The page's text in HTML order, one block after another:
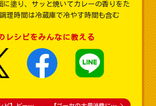
に塗り、サッと焼いてカレーの香りをた
理時間は冷蔵庫で冷やす時間も含む
レシピをみんなに教える